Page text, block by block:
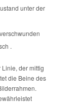
unter der
.
der mittig
die Beine des